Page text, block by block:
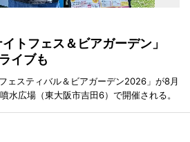
トフェス＆ビアガーデン」
イブも
ェスティバル＆ビアガーデン2026」が8月
水広場（東大阪市吉田6）で開催される。